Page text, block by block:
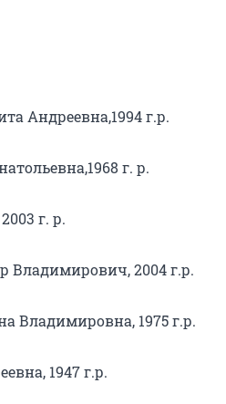
Андреевна,1994 г.р.
г. р.
г. р.
Владимирович, 2004 г.р.
Владимировна, 1975 г.р.
1947 г.р.